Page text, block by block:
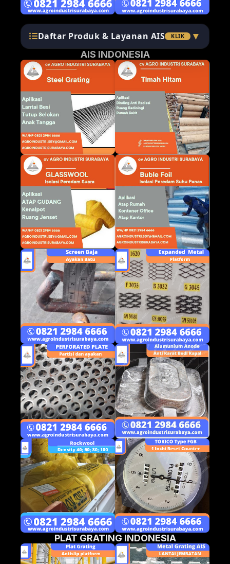
Daftar Produk & Layanan AIS
KLIK ▼
AIS INDONESIA
PLAT GRATING INDONESIA